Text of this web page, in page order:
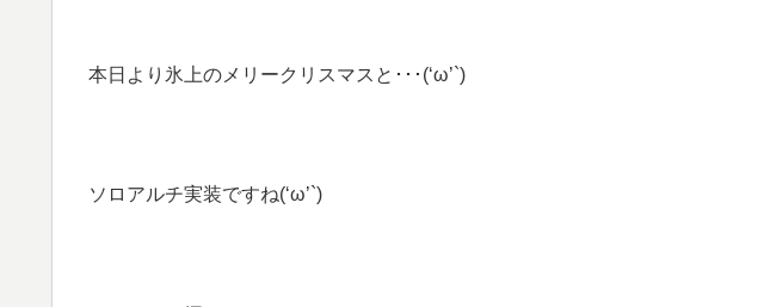
本日より氷上のメリークリスマスと･･･(‘ω’`)
ソロアルチ実装ですね(‘ω’`)